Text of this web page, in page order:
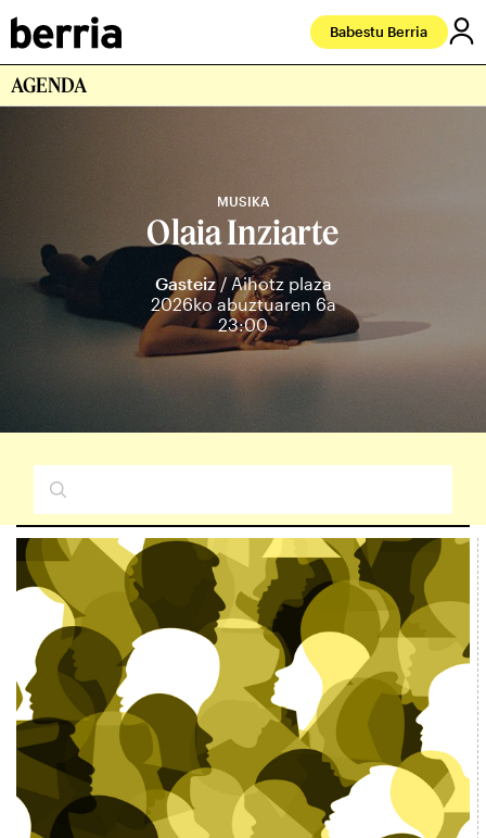
Babestu Berria
AGENDA
MUSIKA
Olaia Inziarte
Gasteiz / Aihotz plaza
2026ko abuztuaren 6a
23:00